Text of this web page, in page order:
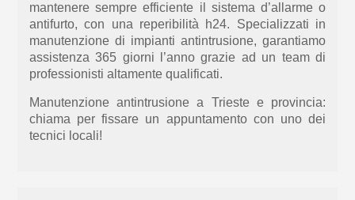
mantenere sempre efficiente il sistema d’allarme o
antifurto, con una reperibilità h24. Specializzati in
manutenzione di impianti antintrusione, garantiamo
assistenza 365 giorni l’anno grazie ad un team di
professionisti altamente qualificati.
Manutenzione antintrusione a Trieste e provincia:
chiama per fissare un appuntamento con uno dei
tecnici locali!